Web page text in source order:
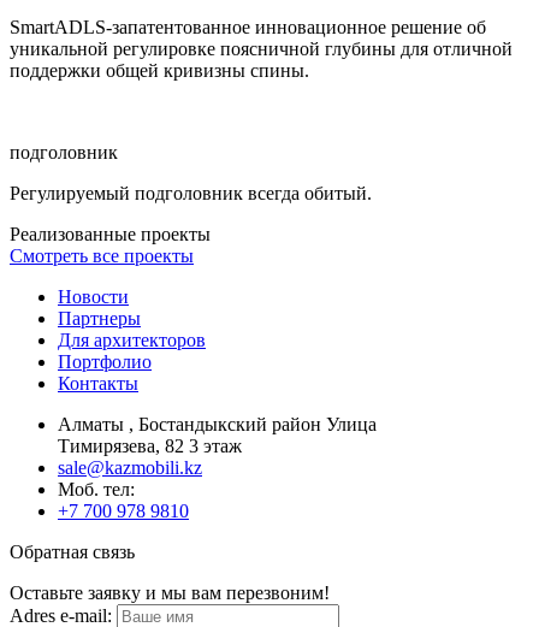
SmartADLS-запатентованное инновационное решение об
уникальной регулировке поясничной глубины для отличной
поддержки общей кривизны спины.
подголовник
Регулируемый подголовник всегда обитый.
Реализованные проекты
Смотреть все проекты
Новости
Партнеры
Для архитекторов
Портфолио
Контакты
Алматы , Бостандыкский район Улица
Тимирязева, 82 3 этаж
sale@kazmobili.kz
Moб. тел:
+7 700 978 9810
Обратная связь
Оставьте заявку и мы вам перезвоним!
Adres e-mail: